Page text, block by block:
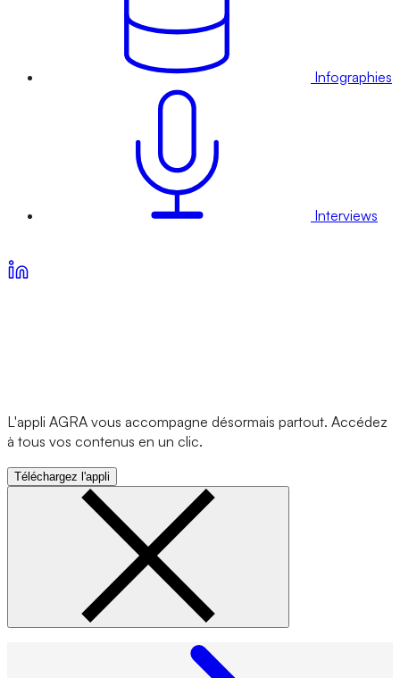
Infographies
Interviews
L'appli AGRA vous accompagne désormais partout. Accédez
à tous vos contenus en un clic.
Téléchargez l'appli